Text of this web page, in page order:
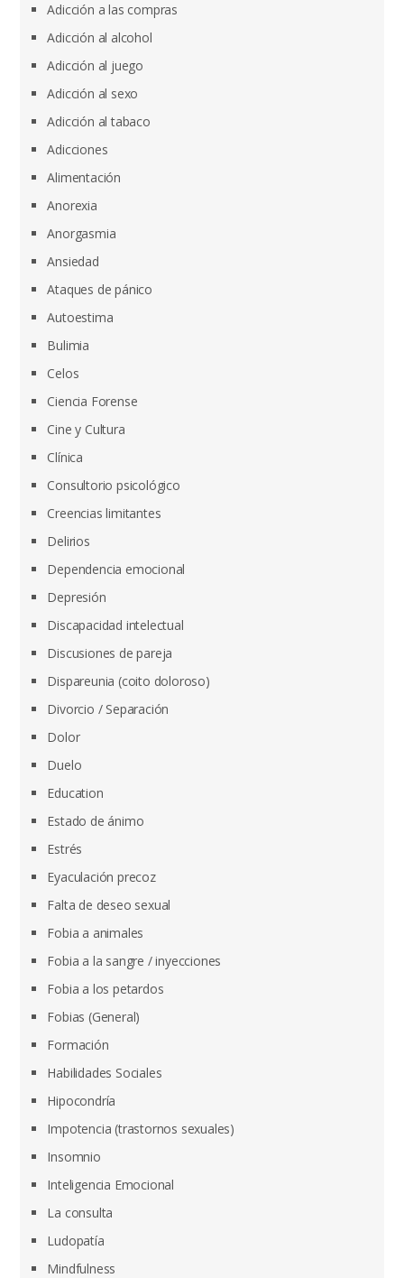
Adicción a las compras
Adicción al alcohol
Adicción al juego
Adicción al sexo
Adicción al tabaco
Adicciones
Alimentación
Anorexia
Anorgasmia
Ansiedad
Ataques de pánico
Autoestima
Bulimia
Celos
Ciencia Forense
Cine y Cultura
Clínica
Consultorio psicológico
Creencias limitantes
Delirios
Dependencia emocional
Depresión
Discapacidad intelectual
Discusiones de pareja
Dispareunia (coito doloroso)
Divorcio / Separación
Dolor
Duelo
Education
Estado de ánimo
Estrés
Eyaculación precoz
Falta de deseo sexual
Fobia a animales
Fobia a la sangre / inyecciones
Fobia a los petardos
Fobias (General)
Formación
Habilidades Sociales
Hipocondría
Impotencia (trastornos sexuales)
Insomnio
Inteligencia Emocional
La consulta
Ludopatía
Mindfulness